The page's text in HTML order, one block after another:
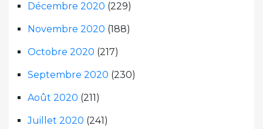
Décembre 2020 (229)
Novembre 2020 (188)
Octobre 2020 (217)
Septembre 2020 (230)
Août 2020 (211)
Juillet 2020 (241)